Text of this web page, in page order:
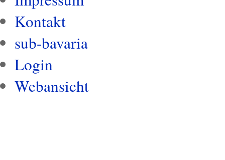
Kontakt
sub-bavaria
Login
Webansicht